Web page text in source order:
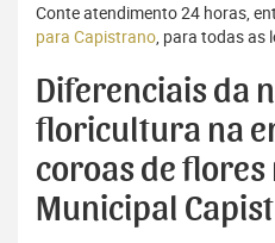
Conte atendimento 24 horas,
para Capistrano, para todas as
Diferenciais da
floricultura na
coroas de flores
Municipal